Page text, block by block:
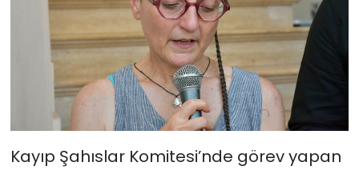
Kayıp Şahıslar Komitesi’nde görev yapan